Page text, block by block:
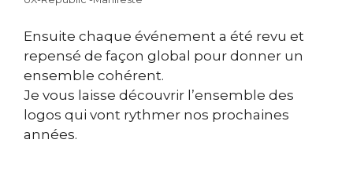
Ensuite chaque événement a été revu et
repensé de façon global pour donner un
ensemble cohérent.
Je vous laisse découvrir l’ensemble des
logos qui vont rythmer nos prochaines
années.